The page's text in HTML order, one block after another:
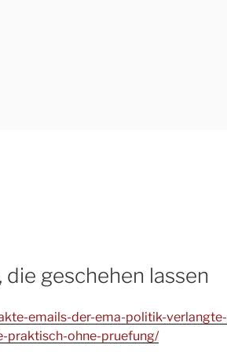
die geschehen lassen
emails-der-ema-politik-verlangte-
ohne-pruefung/